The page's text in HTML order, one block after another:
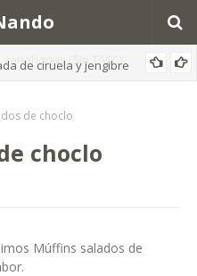
de ciruela y jengibre
de choclo
choclo
Múffins salados de